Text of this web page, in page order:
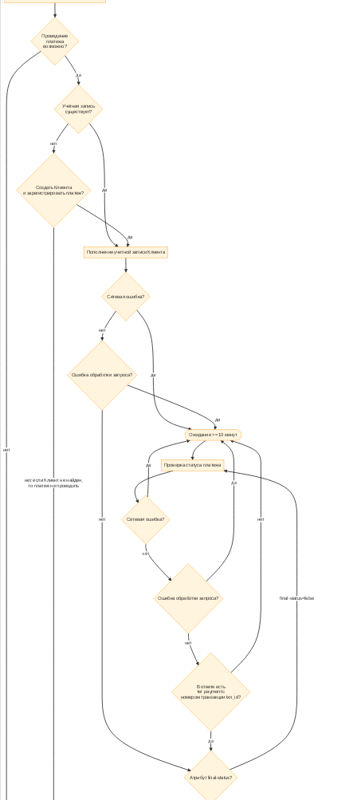
да
нет
нет
да
да
нет, если Клиент не найден,
то платеж не проводить
да
да
нет
нет
final-status=false
нет
да
да
нет
да
нет
Проведение
платежа
возможно?
Учетная запись
существует?
Создать Клиента
и зарегистрировать платеж?
Пополнение учетной записи Клиента
Сетевая ошибка?
Ошибка обработки запроса?
Ожидание >= 10 минут
Атрибут final-status?
Проверка статуса платежа
Сетевая ошибка?
Ошибка обработки запроса?
В ответе есть
тег payment с
номером транзакции txn_id?